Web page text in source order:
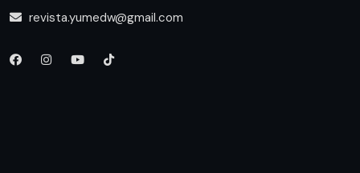
revista.yumedw@gmail.com